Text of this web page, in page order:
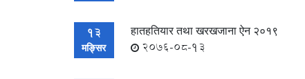
13
मङ्सिर
हातहतियार तथा खरखजाना ऐन २०१९
2076-08-13